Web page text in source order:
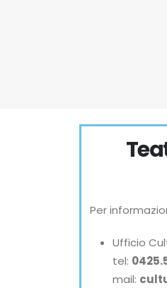
Per
Ufficio
tel:
mail: